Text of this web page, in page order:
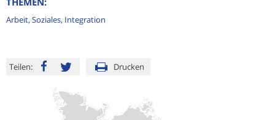
Arbeit, Soziales, Integration
Teilen: Drucken